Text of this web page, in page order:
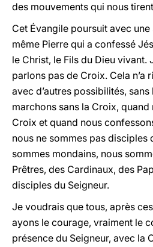
des mouvements qui nous
Cet Évangile poursuit avec
même Pierre qui a confessé
le Christ, le Fils du Dieu vivant.
parlons pas de Croix. Cela n’a
avec d’autres possibilités,
marchons sans la Croix,
Croix et quand nous
nous ne sommes pas disciples
sommes mondains, nous
Prêtres, des Cardinaux, des
disciples du Seigneur.
Je voudrais que tous, après
ayons le courage, vraiment le
présence du Seigneur, avec la